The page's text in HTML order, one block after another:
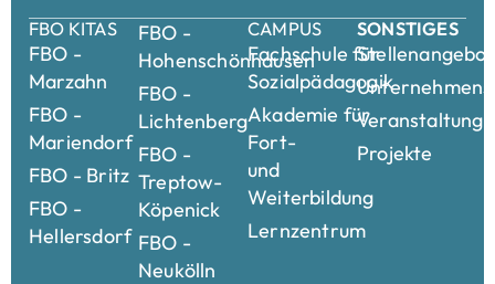
FBO KITAS
FBO -
Marzahn
FBO -
Mariendorf
FBO - Britz
FBO -
Hellersdorf
FBO -
Hohenschönhausen
FBO -
Lichtenberg
FBO -
Treptow-
Köpenick
FBO -
Neukölln
CAMPUS
Fachschule für
Sozialpädagogik
Akademie für
Fort-
und
Weiterbildung
Lernzentrum
SONSTIGES
Projekte